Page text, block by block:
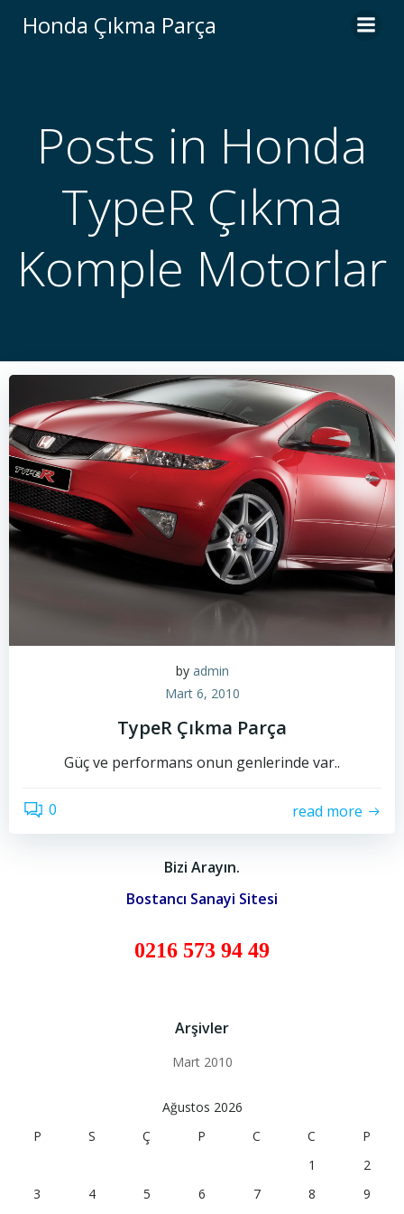
geç
Honda Çıkma Parça
Posts in Honda
TypeR Çıkma
Komple Motorlar
by admin
Mart 6, 2010
TypeR Çıkma Parça
Güç ve performans onun genlerinde var..
0 read more
Bizi Arayın.
Bostancı Sanayi Sitesi
0216 573 94 49
Arşivler
Mart 2010
Ağustos 2026
P
S Ç P C C
P
1
2
3
4 5 6 7 8 9